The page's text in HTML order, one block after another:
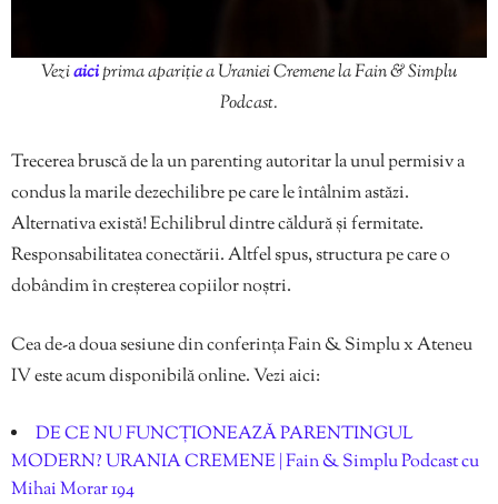
Veziaiciprima apariție a Uraniei Cremene la Fain & Simplu
Podcast.
Trecerea bruscă de la un parenting autoritar la unul permisiv a
condus la marile dezechilibre pe care le întâlnim astăzi.
Alternativa există! Echilibrul dintre căldură și fermitate.
Responsabilitatea conectării. Altfel spus, structura pe care o
dobândim în creșterea copiilor noștri.
Cea de-a doua sesiune din conferința Fain & Simplu x Ateneu
IV este acum disponibilă online. Vezi aici:
DE CE NU FUNCȚIONEAZĂ PARENTINGUL
MODERN? URANIA CREMENE | Fain & Simplu Podcast cu
Mihai Morar 194